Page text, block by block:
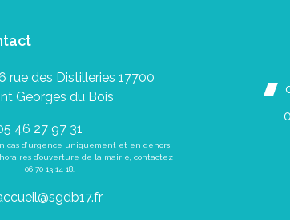
rue des Distilleries 17700
Georges du Bois
46 27 97 31
cas d’urgence uniquement et en dehors
d’ouverture de la mairie, contactez
06 70 13 14 18.